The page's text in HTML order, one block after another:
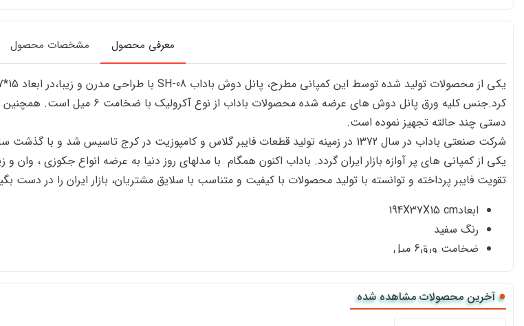
معرفی محصول مشخصات محصول
دستی چند حالته تجهیز نموده است.
شرکت صنعتی باداب در سال 1372 در زمینه تولید قطعات فایبر گلاس و کامپوزیت در کرج
تقویت فایبر پرداخته و توانسته با تولید محصولات با کیفیت و متناسب با سلایق مشتریان، بازار ایران را در دست
ابعاد194X37X15 cm
رنگ سفید
ضخامت ورق6 میل
گارد طبقه دارد
آخرین محصولات مشاهده شده